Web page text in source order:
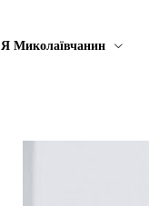
Я Миколаївчанин